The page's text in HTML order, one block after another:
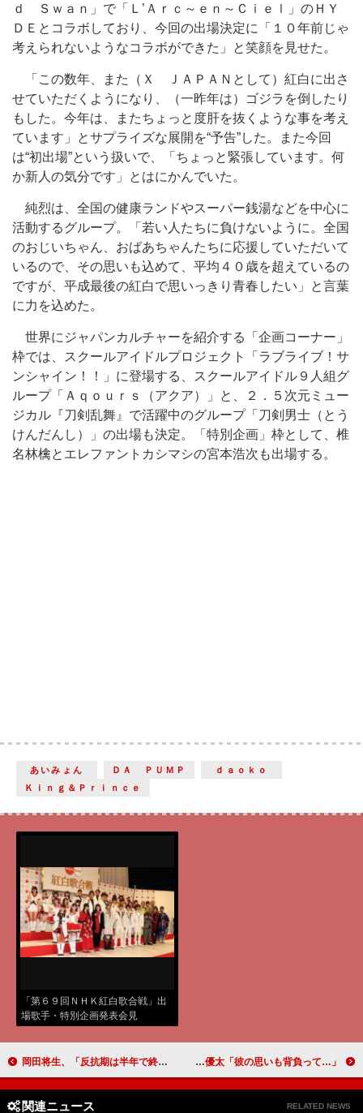
ｄ Ｓｗａｎ」で「Ｌ’Ａｒｃ～ｅｎ～Ｃｉｅｌ」のＨＹ
ＤＥとコラボしており、今回の出場決定に「１０年前じゃ
考えられないようなコラボができた」と笑顔を見せた。
「この数年、また（Ｘ ＪＡＰＡＮとして）紅白に出さ
せていただくようになり、（一昨年は）ゴジラを倒したり
もした。今年は、またちょっと度肝を抜くような事を考え
ています」とサプライズな展開を“予告”した。また今回
は“初出場”という扱いで、「ちょっと緊張しています。何
か新人の気分です」とはにかんでいた。
純烈は、全国の健康ランドやスーパー銭湯などを中心に
活動するグループ。「若い人たちに負けないように。全国
のおじいちゃん、おばあちゃんたちに応援していただいて
いるので、その思いも込めて、平均４０歳を超えているの
ですが、平成最後の紅白で思いっきり青春したい」と言葉
に力を込めた。
世界にジャパンカルチャーを紹介する「企画コーナー」
枠では、スクールアイドルプロジェクト「ラブライブ！サ
ンシャイン！！」に登場する、スクールアイドル９人組グ
ループ「Ａｑｏｕｒｓ（アクア）」と、２．５次元ミュー
ジカル『刀剣乱舞』で活躍中のグループ「刀剣男士（とう
けんだんし）」の出場も決定。「特別企画」枠として、椎
名林檎とエレファントカシマシの宮本浩次も出場する。
あいみょん ＤＡ ＰＵＭＰ
ｄａｏｋｏ
Ｋｉｎｇ＆Ｐｒｉｎｃｅ
「第６９回ＮＨＫ紅白歌合戦」出
場歌手・特別企画発表会見
岡田将生、「反抗期は半年で終了」 素直になれない思春期振り返る キンプリ、岩橋除く５人で紅白初出場 岸優太「彼の思いも背負って…」
関連ニュース RELATED NEWS